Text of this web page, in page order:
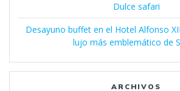
Dulce safari
Desayuno buffet en el Hotel Alfonso
lujo más emblemático de
ARCHIVOS